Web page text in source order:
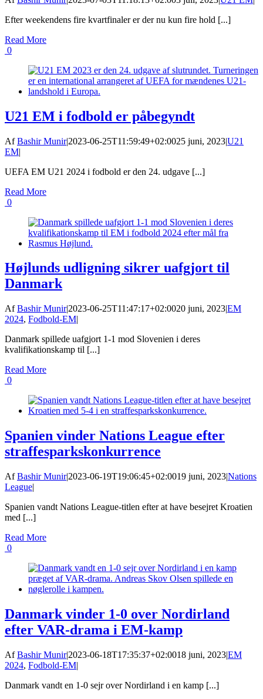
Efter weekendens fire kvartfinaler er der nu kun fire hold [...]
Read More
0
U21 EM i fodbold er påbegyndt
AfBashir Munir|2023-06-25T11:59:49+02:0025 juni, 2023|U21
EM|
UEFA EM U21 2024 i fodbold er den 24. udgave [...]
Read More
0
Højlunds udligning sikrer uafgjort til
Danmark
AfBashir Munir|2023-06-25T11:47:17+02:0020 juni, 2023|EM
2024, Fodbold-EM|
Danmark spillede uafgjort 1-1 mod Slovenien i deres
kvalifikationskamp til [...]
Read More
0
Spanien vinder Nations League efter
straffesparkskonkurrence
AfBashir Munir|2023-06-19T19:06:45+02:0019 juni, 2023|Nations
League|
Spanien vandt Nations League-titlen efter at have besejret Kroatien
med [...]
Read More
0
Danmark vinder 1-0 over Nordirland
efter VAR-drama i EM-kamp
AfBashir Munir|2023-06-18T17:35:37+02:0018 juni, 2023|EM
2024, Fodbold-EM|
Danmark vandt en 1-0 sejr over Nordirland i en kamp [...]